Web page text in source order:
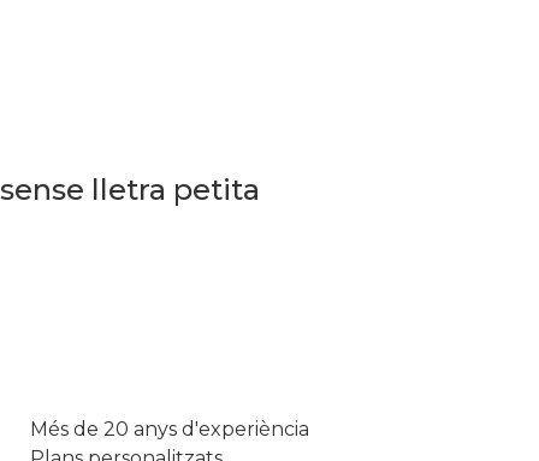
sense lletra petita
Més de 20 anys d'experiència